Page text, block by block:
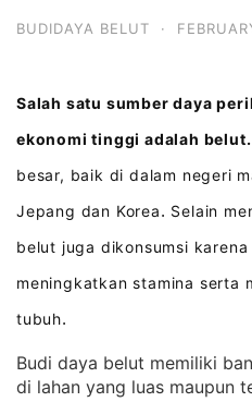
BUDIDAYA BELUT ·
Salah satu sumber daya
ekonomi tinggi adalah belut.
besar, baik di dalam negeri
Jepang dan Korea. Selain
belut juga dikonsumsi
meningkatkan stamina serta
tubuh.
Budi daya belut memiliki
di lahan yang luas maupun